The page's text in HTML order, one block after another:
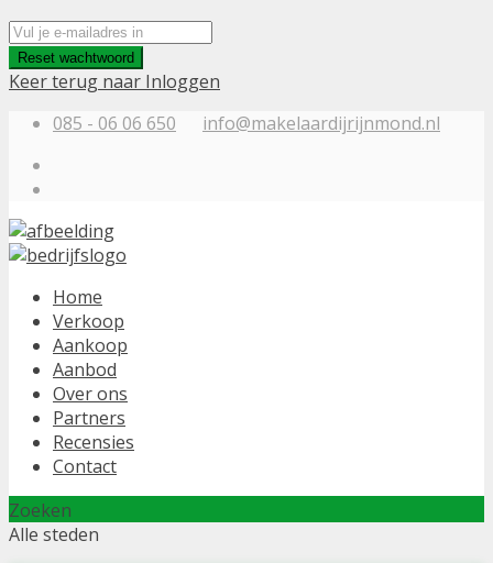
Reset wachtwoord
Keer terug naar Inloggen
085 - 06 06 650
info@makelaardijrijnmond.nl
Home
Verkoop
Aankoop
Aanbod
Over ons
Partners
Recensies
Contact
Zoeken
Alle steden